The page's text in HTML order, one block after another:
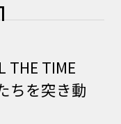
THE TIME
ちを突き動